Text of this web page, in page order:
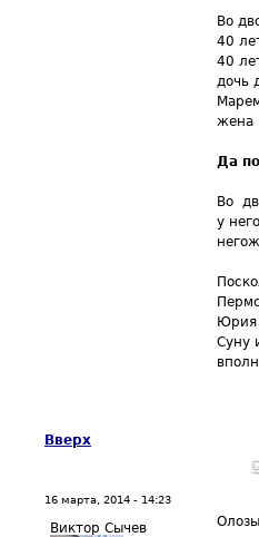
Во
40
40
дочь
жена
Да
Во
у
Юрия
Суну
Вверх
16 марта, 2014 - 14:23
Виктор Сычев Олозы